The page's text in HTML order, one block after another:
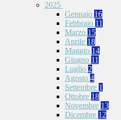
2025
Gennaio 16
Febbraio 11
Marzo 15
Aprile 18
Maggio 14
Giugno 11
Luglio 2
Agosto 4
Settembre 1
Ottobre 18
Novembre 13
Dicembre 12